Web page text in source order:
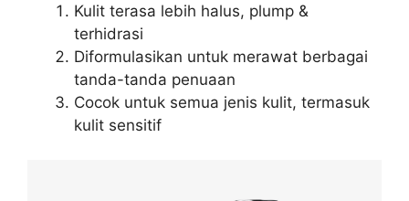
Kulit terasa lebih halus, plump &
terhidrasi
Diformulasikan untuk merawat berbagai
tanda-tanda penuaan
Cocok untuk semua jenis kulit, termasuk
kulit sensitif